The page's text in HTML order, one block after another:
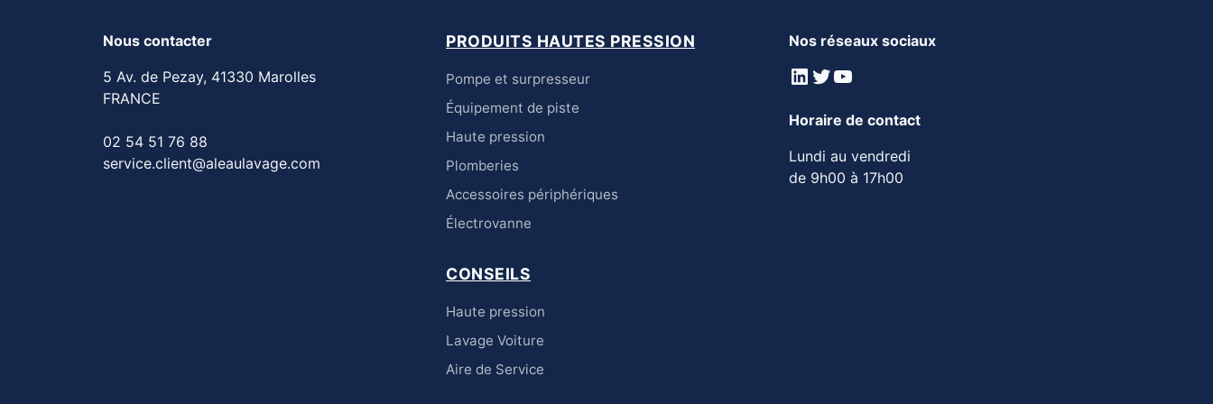
Nous contacter
5 Av. de Pezay, 41330 Marolles
FRANCE
02 54 51 76 88
service.client@aleaulavage.com
PRODUITS HAUTES PRESSION
Pompe et surpresseur
Équipement de piste
Haute pression
Plomberies
Accessoires périphériques
Électrovanne
CONSEILS
Haute pression
Lavage Voiture
Aire de Service
Nos réseaux sociaux
LinkedIn
Twitter
YouTube
Horaire de contact
Lundi au vendredi
de 9h00 à 17h00